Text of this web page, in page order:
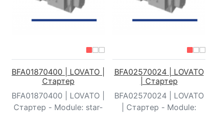
BFA01870400 | LOVATO |
Стартер
BFA01870400 | LOVATO |
Стартер - Module: star-
BFA02570024 | LOVATO
| Стартер
BFA02570024 | LOVATO
| Стартер - Module: